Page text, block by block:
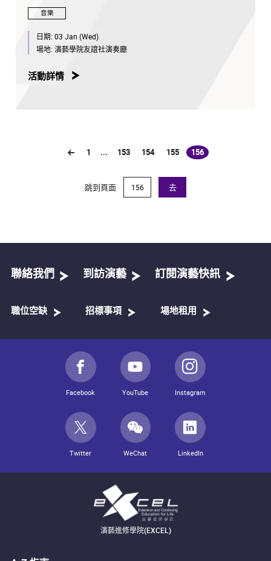
音樂
日期: 03 Jan (Wed)
場地: 演藝學院友誼社演奏廳
活動詳情
1 ... 153 154 155 156
(current)
跳到頁面 去
聯絡我們 到訪演藝 訂閱演藝快訊
職位空缺 招標事項 場地租用
Facebook YouTube Instagram
Twitter WeChat LinkedIn
演藝進修學院(EXCEL)